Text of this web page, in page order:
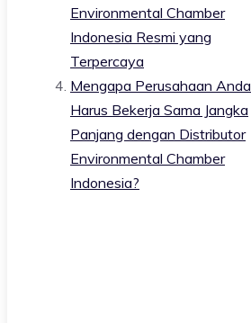
Environmental Chamber
Indonesia Resmi yang
Terpercaya
Mengapa Perusahaan Anda
Harus Bekerja Sama Jangka
Panjang dengan Distributor
Environmental Chamber
Indonesia?